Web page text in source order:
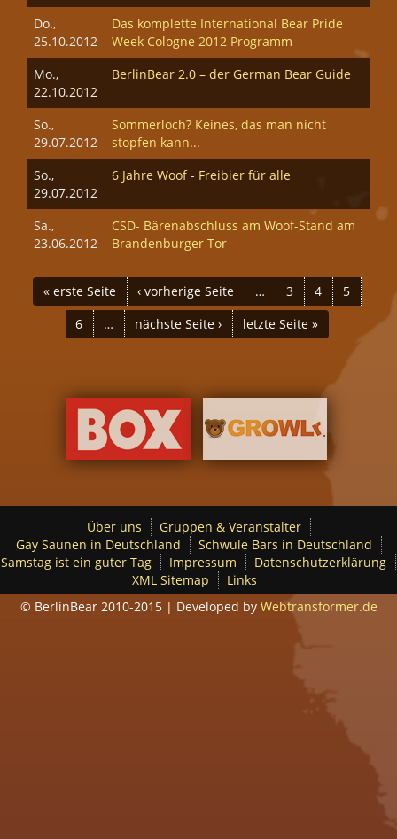
Do.,
25.10.2012
Das komplette International Bear Pride
Week Cologne 2012 Programm
Mo.,
22.10.2012
BerlinBear 2.0 – der German Bear Guide
So.,
29.07.2012
Sommerloch? Keines, das man nicht
stopfen kann...
So.,
29.07.2012
6 Jahre Woof - Freibier für alle
Sa.,
23.06.2012
CSD- Bärenabschluss am Woof-Stand am
Brandenburger Tor
SEITEN
« erste Seite ‹ vorherige Seite … 3 4
5
6
… nächste Seite › letzte Seite »
Über uns
Gruppen & Veranstalter
Gay Saunen in Deutschland
Schwule Bars in Deutschland
Samstag ist ein guter Tag
Impressum
Datenschutzerklärung
XML Sitemap
Links
© BerlinBear 2010-2015 | Developed by Webtransformer.de